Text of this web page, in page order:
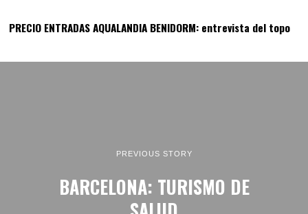
PRECIO ENTRADAS AQUALANDIA BENIDORM: entrevista del topo
PREVIOUS STORY
BARCELONA: TURISMO DE